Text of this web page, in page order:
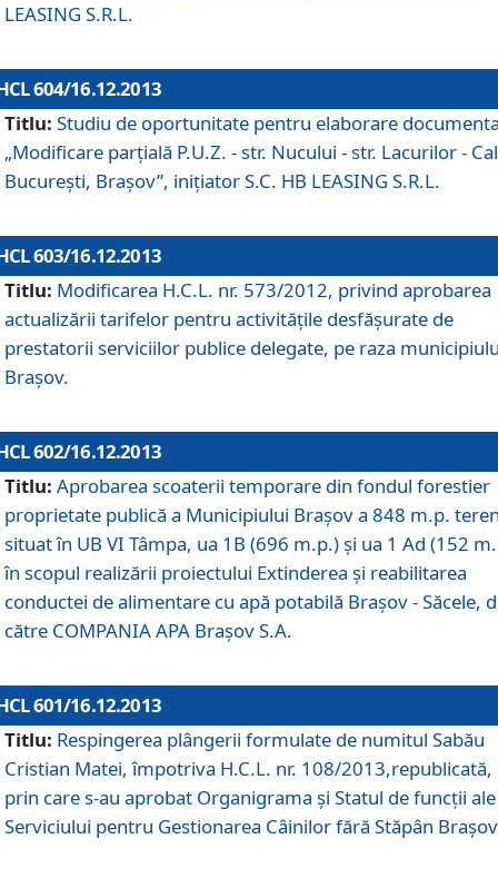
LEASING S.R.L.
604/16.12.2013
Titlu: Studiu de oportunitate pentru elaborare
„Modificare parţială P.U.Z. - str. Nucului - str. Lacurilor -
Bucureşti, Braşov”, iniţiator S.C. HB LEASING S.R.L.
603/16.12.2013
Titlu: Modificarea H.C.L. nr. 573/2012, privind aprobarea
actualizării tarifelor pentru activităţile desfăşurate de
prestatorii serviciilor publice delegate, pe raza
Braşov.
602/16.12.2013
Titlu: Aprobarea scoaterii temporare din fondul forestier
proprietate publică a Municipiului Braşov a 848 m.p.
situat în UB VI Tâmpa, ua 1B (696 m.p.) şi ua 1 Ad (152
în scopul realizării proiectului Extinderea şi reabilitarea
conductei de alimentare cu apă potabilă Braşov - Săcele,
către COMPANIA APA Braşov S.A.
601/16.12.2013
Titlu: Respingerea plângerii formulate de numitul Sabău
Cristian Matei, împotriva H.C.L. nr. 108/2013,republicată,
prin care s-au aprobat Organigrama şi Statul de funcţii ale
Serviciului pentru Gestionarea Câinilor fără Stăpân